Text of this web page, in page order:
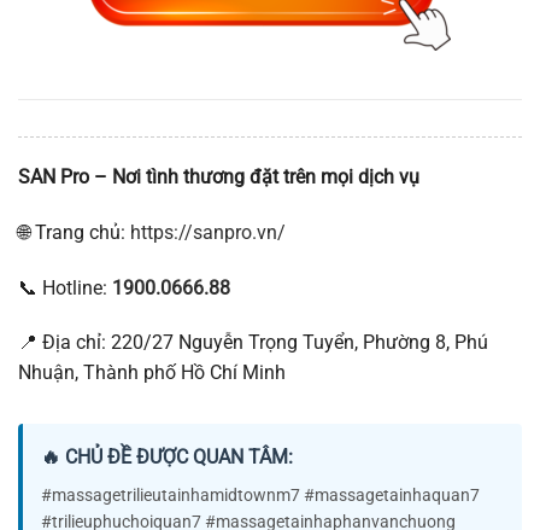
SAN Pro – Nơi tình thương đặt trên mọi dịch vụ
🌐 Trang chủ: https://sanpro.vn/
📞 Hotline: 1900.0666.88
📍 Địa chỉ: 220/27 Nguyễn Trọng Tuyển, Phường 8, Phú
Nhuận, Thành phố Hồ Chí Minh
🔥 CHỦ ĐỀ ĐƯỢC QUAN TÂM:
#massagetrilieutainhamidtownm7 #massagetainhaquan7
#trilieuphuchoiquan7 #massagetainhaphanvanchuong